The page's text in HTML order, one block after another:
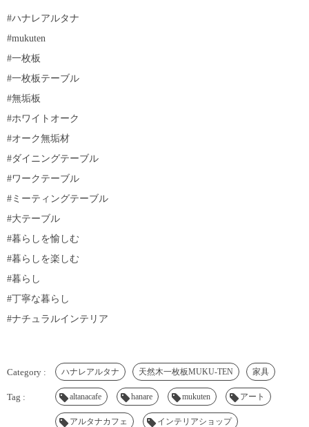
#ハナレアルタナ
#mukuten
#一枚板
#一枚板テーブル
#無垢板
#ホワイトオーク
#オーク無垢材
#ダイニングテーブル
#ワークテーブル
#ミーティングテーブル
#大テーブル
#暮らしを愉しむ
#暮らしを楽しむ
#暮らし
#丁寧な暮らし
#ナチュラルインテリア
ハナレアルタナ 天然木一枚板MUKU-TEN 家具
altanacafe hanare mukuten アート
アルタナカフェ インテリアショップ